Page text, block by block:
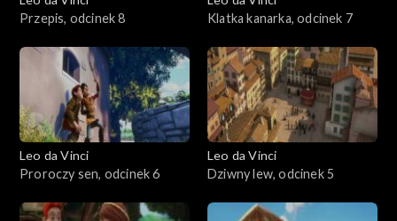
Przepis, odcinek 8
Klatka kanarka, odcinek 7
Leo da Vinci
Proroczy sen, odcinek 6
Leo da Vinci
Dziwny lew, odcinek 5